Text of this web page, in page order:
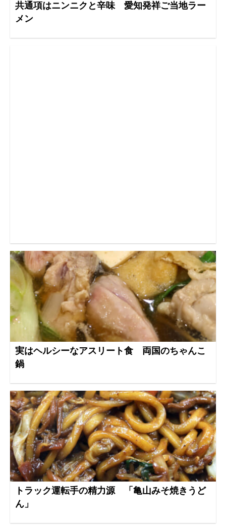
共通項はニンニクと辛味 愛知発祥ご当地ラー
メン
実はヘルシーなアスリート食 両国のちゃんこ
鍋
トラック運転手の精力源 「亀山みそ焼きうど
ん」